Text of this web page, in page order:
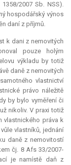
2007 Sb. NSS).
hospodářský výnos
daní z příjmů.
k dani z nemovitých
pouze holým
výkladu by totiž
daně z nemovitých
vlastnictví
právo náležitě
by bylo vyměření či
nikoliv. V praxi totiž
vlastnického práva k
vlastníků, jednání
daně z nemovitostí
čj. 8 Afs 33/2007-
je namístě daň z